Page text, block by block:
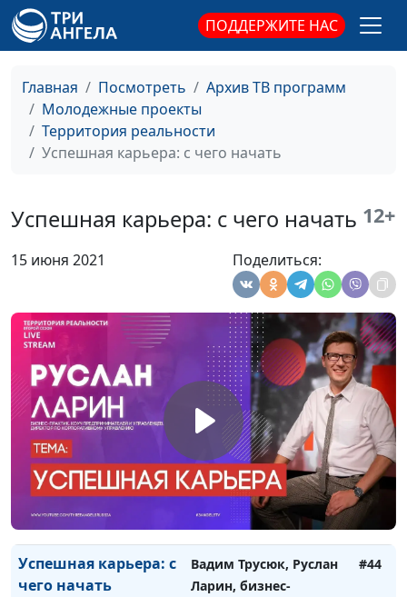
ПОДДЕРЖИТЕ НАС
Главная Посмотреть
Архив ТВ программ
Молодежные проекты
Территория реальности
Успешная карьера: с чего начать
Успешная карьера: с чего начать 12+
15 июня 2021 Поделиться:
Где взять ресурсы для
успеха
Вадим Трусюк,
Александр Сахаров,
психолог, консультант
по семейным
взаимоотношениям
#48
коуч
управленцев, директор
по корпоративному
управлению
Ментальные ловушки
и установки, которые
мешают добиться
успеха
Вадим Трусюк,
Александр Сахаров,
священнослужитель,
психолог, консультант
по семейным
взаимоотношениям
#46
Целеустремлённость,
или Чего не хватает
для успеха
Вадим Трусюк, Мария
Вачева, психолог-
консультант
#45
Успешная карьера: с
чего начать
Вадим Трусюк, Руслан
Ларин, бизнес-
#44